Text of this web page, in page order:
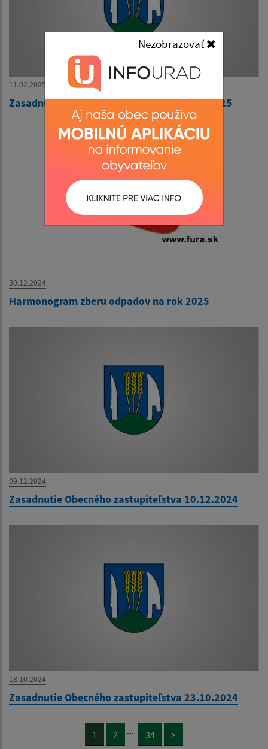
Nezobrazovať
11.02.2025
Zasadnutie Obecného zastupiteľstva 13.2.2025
30.12.2024
Harmonogram zberu odpadov na rok 2025
09.12.2024
Zasadnutie Obecného zastupiteľstva 10.12.2024
18.10.2024
Zasadnutie Obecného zastupiteľstva 23.10.2024
1 2 ... 34 >